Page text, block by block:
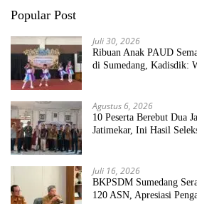
Popular Post
Juli 30, 2026
Ribuan Anak PAUD
di Sumedang, Kadisdik:
Agustus 6, 2026
10 Peserta Berebut Dua
Jatimekar, Ini Hasil
Juli 16, 2026
BKPSDM Sumedang
120 ASN, Apresiasi